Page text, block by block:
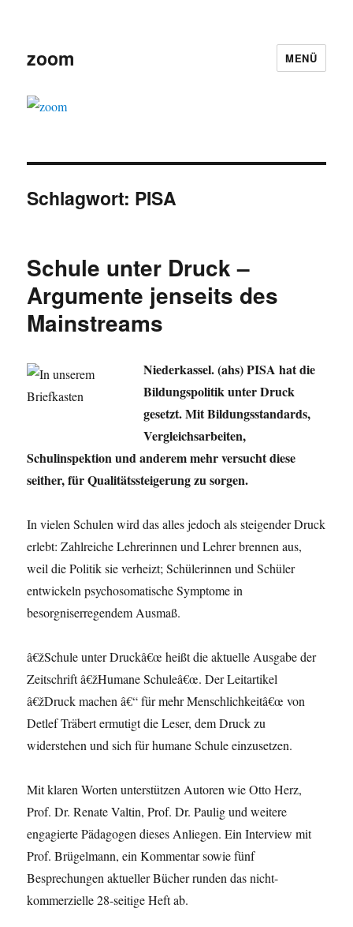
zoom MENÜ
Schlagwort: PISA
Schule unter Druck –
Argumente jenseits des
Mainstreams
Niederkassel. (ahs) PISA hat die
Bildungspolitik unter Druck
gesetzt. Mit Bildungsstandards,
Vergleichsarbeiten,
Schulinspektion und anderem mehr versucht diese
seither, für Qualitätssteigerung zu sorgen.
In vielen Schulen wird das alles jedoch als steigender Druck
erlebt: Zahlreiche Lehrerinnen und Lehrer brennen aus,
weil die Politik sie verheizt; Schülerinnen und Schüler
entwickeln psychosomatische Symptome in
besorgniserregendem Ausmaß.
â€žSchule unter Druckâ€œ heißt die aktuelle Ausgabe der
Zeitschrift â€žHumane Schuleâ€œ. Der Leitartikel
â€žDruck machen â€“ für mehr Menschlichkeitâ€œ von
Detlef Träbert ermutigt die Leser, dem Druck zu
widerstehen und sich für humane Schule einzusetzen.
Mit klaren Worten unterstützen Autoren wie Otto Herz,
Prof. Dr. Renate Valtin, Prof. Dr. Paulig und weitere
engagierte Pädagogen dieses Anliegen. Ein Interview mit
Prof. Brügelmann, ein Kommentar sowie fünf
Besprechungen aktueller Bücher runden das nicht-
kommerzielle 28-seitige Heft ab.